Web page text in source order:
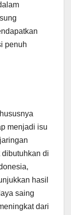
penuh
menjadi isu
di
hasil
saing
dari